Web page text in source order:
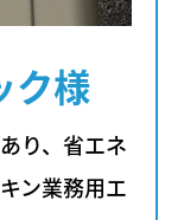
様
り、省エネ
ン業務用エ